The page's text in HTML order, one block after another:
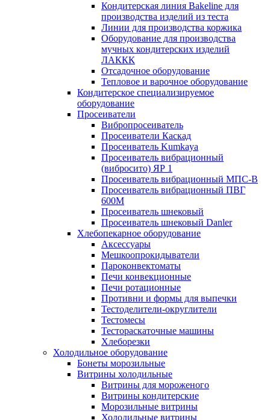
Кондитерская линия Bakeline для
производства изделий из теста
Линии для производства коржика
Оборудование для производства
мучных кондитерских изделий
ЛАККК
Отсадочное оборудование
Тепловое и варочное оборудование
Кондитерское специализируемое
оборудование
Просеиватели
Вибропросеиватель
Просеиватели Каскад
Просеиватель Kumkaya
Просеиватель вибрационный
(вибросито) ЯР 1
Просеиватель вибрационный МПС-В
Просеиватель вибрационный ПВГ
600М
Просеиватель шнековый
Просеиватель шнековый Danler
Хлебопекарное оборудование
Аксессуары
Мешкоопрокидыватели
Пароконвектоматы
Печи конвекционные
Печи ротационные
Противни и формы для выпечки
Тестоделители-округлители
Тестомесы
Тестораскаточные машины
Хлеборезки
Холодильное оборудование
Бонеты морозильные
Витрины холодильные
Витрины для мороженого
Витрины кондитерские
Морозильные витрины
Холодильные витрины